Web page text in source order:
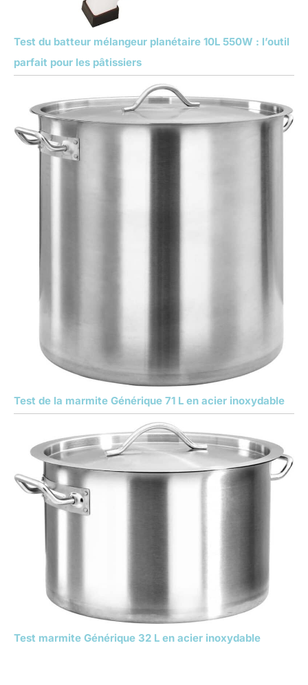
Test du batteur mélangeur planétaire 10L 550W : l’outil
parfait pour les pâtissiers
Test de la marmite Générique 71 L en acier inoxydable
Test marmite Générique 32 L en acier inoxydable